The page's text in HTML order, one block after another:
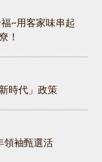
~用客家味串起
！
時代」政策
領袖甄選活